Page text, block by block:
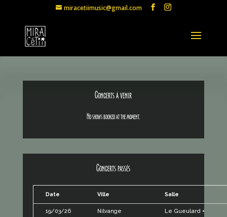
miracetiimusic@gmail.com
Concerts à venir
No shows booked at the moment.
Concerts passés
Date Ville Salle
19/03/26 Nilvange Le Gueulard +